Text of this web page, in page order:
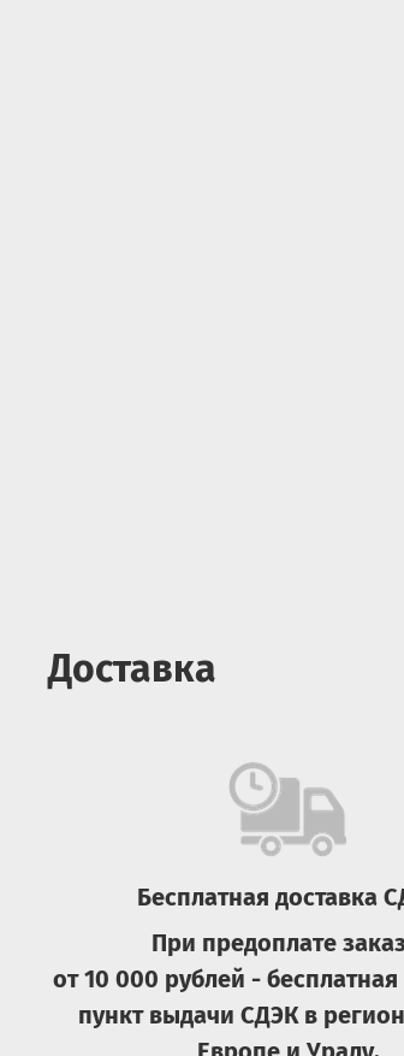
Доставка
Бесплатная доставка
При предоплате
от 10 000 рублей - бесплатная
пункт выдачи СДЭК в